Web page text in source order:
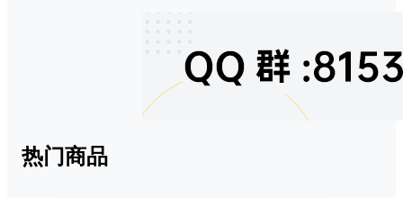
热门商品